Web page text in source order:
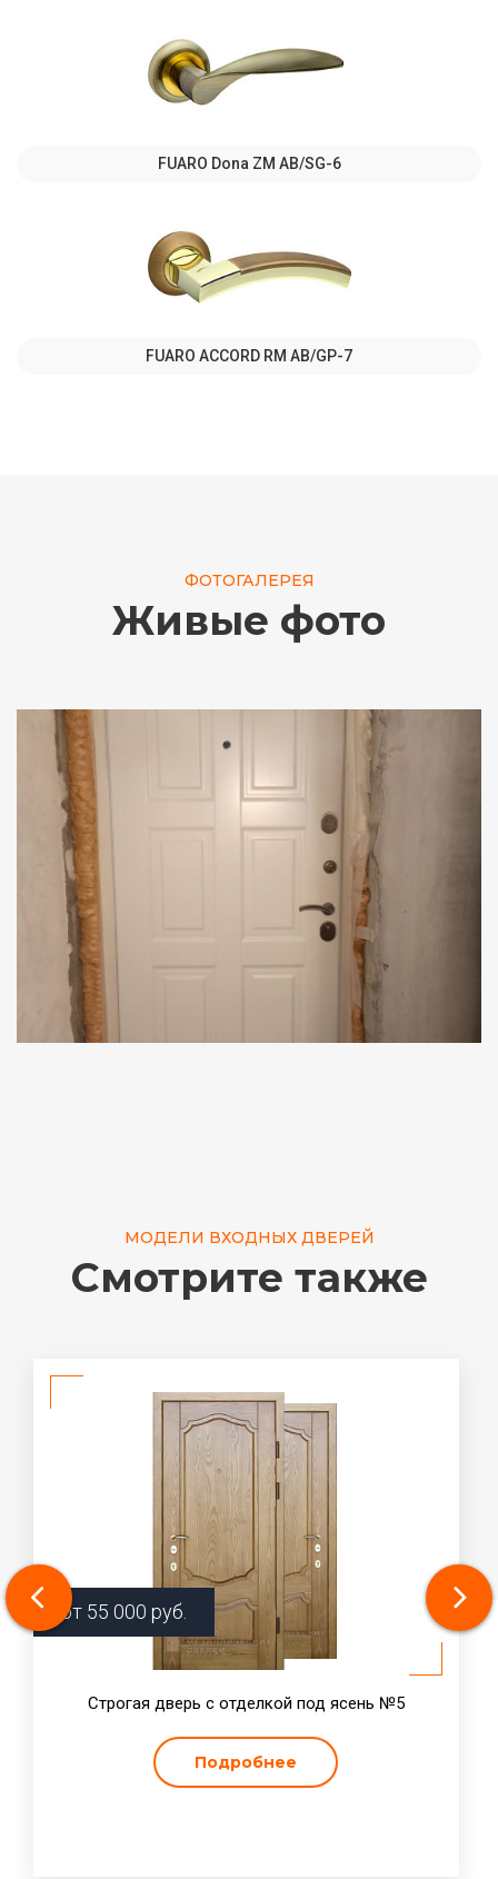
FUARO Dona ZM AB/SG-6
FUARO ACCORD RM AB/GP-7
ФОТОГАЛЕРЕЯ
Живые фото
МОДЕЛИ ВХОДНЫХ ДВЕРЕЙ
Смотрите также
от 55 000 руб.
Строгая дверь с отделкой под ясень №5
Подробнее